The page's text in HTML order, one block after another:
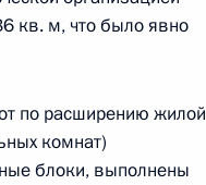
кв. м, что было явно
по расширению жилой
комнат)
блоки, выполнены